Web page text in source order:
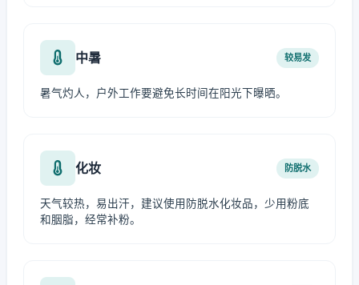
中暑 较易发
暑气灼人，户外工作要避免长时间在阳光下曝晒。
化妆 防脱水
天气较热，易出汗，建议使用防脱水化妆品，少用粉底
和胭脂，经常补粉。